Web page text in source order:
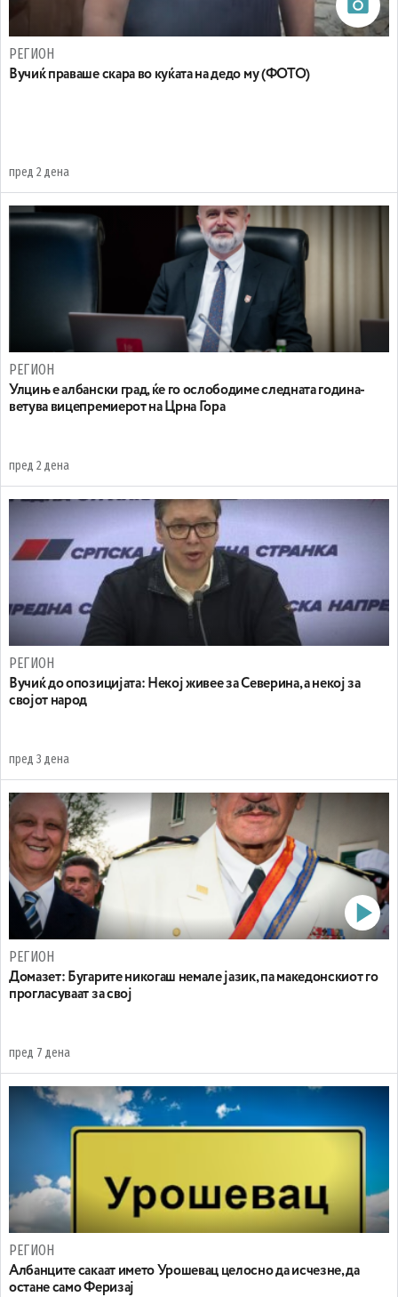
РЕГИОН
Вучиќ праваше скара во куќата на дедо му (ФОТО)
пред 2 дена
РЕГИОН
Улцињ е албански град, ќе го ослободиме следната година-
ветува вицепремиерот на Црна Гора
пред 2 дена
РЕГИОН
Вучиќ до опозицијата: Некој живее за Северина, а некој за
својот народ
пред 3 дена
РЕГИОН
Домазет: Бугарите никогаш немале јазик, па македонскиот го
прогласуваат за свој
пред 7 дена
РЕГИОН
Aлбанците сакаат името Урошевац целосно да исчезне, да
остане само Феризај